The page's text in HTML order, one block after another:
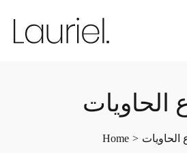
الحاويات
Home > الحاويات